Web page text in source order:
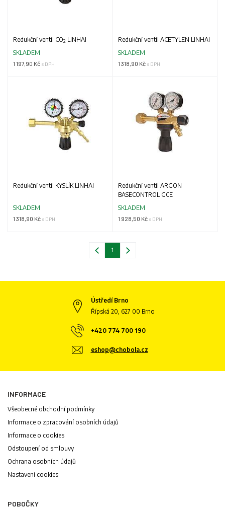
Redukční ventil CO2 LINHAI
SKLADEM
1 197,90 Kč s DPH
Redukční ventil ACETYLEN LINHAI
SKLADEM
1 318,90 Kč s DPH
Redukční ventil KYSLÍK LINHAI
SKLADEM
1 318,90 Kč s DPH
Redukční ventil ARGON
BASECONTROL GCE
SKLADEM
1 928,50 Kč s DPH
1
Ústředí Brno
Řípská 20, 627 00 Brno
+420 774 700 190
eshop@chobola.cz
INFORMACE
Všeobecné obchodní podmínky
Informace o zpracování osobních údajů
Informace o cookies
Odstoupení od smlouvy
Ochrana osobních údajů
Nastavení cookies
POBOČKY